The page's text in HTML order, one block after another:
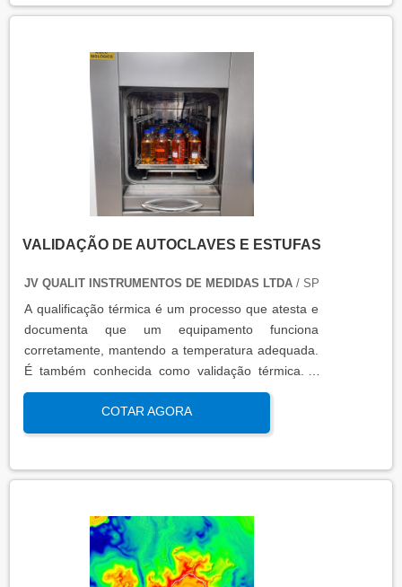
VALIDAÇÃO DE AUTOCLAVES E ESTUFAS
JV QUALIT INSTRUMENTOS DE MEDIDAS LTDA/ SP
A qualificação térmica é um processo que atesta e
documenta que um equipamento funciona
corretamente, mantendo a temperatura adequada.
É também conhecida como validação térmica. A
qualificação térmica é importante para garantir a
qualidade e eficiência de equipamentos que
precisam de controle de temperatura. É aplicada a
produtos, como autoclaves, estufas, câmaras frias,
qualificação térmica é apresentado em um relatório
técnico que contém informações como gráficos,
certificados de calibração e a conclusão das
condições funcionais.
COTAR AGORA